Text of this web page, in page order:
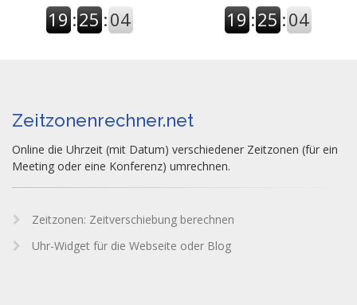
19 :25 :04 19 :25 :04
Zeitzonenrechner.net
Online die Uhrzeit (mit Datum) verschiedener Zeitzonen (für ein
Meeting oder eine Konferenz) umrechnen.
Zeitzonen: Zeitverschiebung berechnen
Uhr-Widget für die Webseite oder Blog